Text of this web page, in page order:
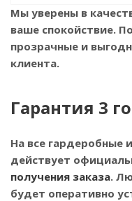
Мы уверены в
ваше спокойствие.
прозрачные и
клиента.
Гарантия 3
На все гардеробные
действует
получения заказа.
будет оперативно